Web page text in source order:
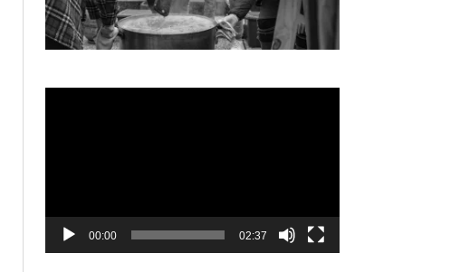
00:00 02:37